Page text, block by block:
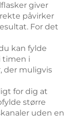
giver
påvirker
For det
kan fylde
timen i
der muligvis
for dig at
større
uden en